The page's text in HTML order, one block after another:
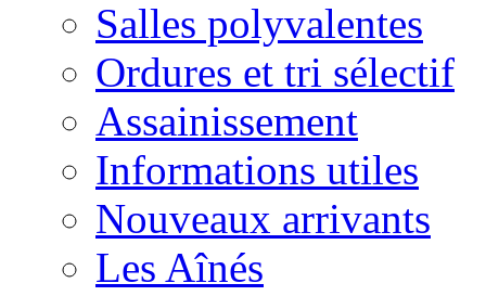
Salles polyvalentes
Ordures et tri sélectif
Assainissement
Informations utiles
Nouveaux arrivants
Les Aînés